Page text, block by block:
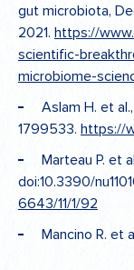
gut microbiota,
2021. https://
scientific-
microbiome-
Aslam H. et
1799533. https://
Marteau P. et
doi:10.3390/
6643/11/1/92
Mancino R. et